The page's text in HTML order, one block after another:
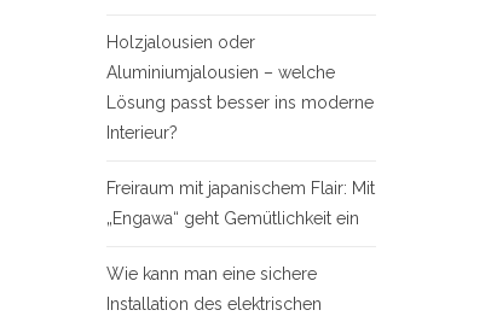
Holzjalousien oder
Aluminiumjalousien – welche
Lösung passt besser ins moderne
Interieur?
Freiraum mit japanischem Flair: Mit
„Engawa“ geht Gemütlichkeit ein
Wie kann man eine sichere
Installation des elektrischen